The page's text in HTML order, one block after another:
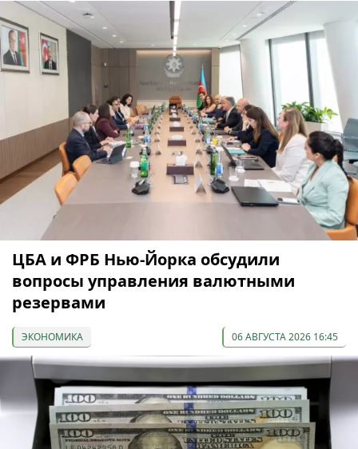
ЦБА и ФРБ Нью-Йорка обсудили
вопросы управления валютными
резервами
ЭКОНОМИКА 06 АВГУСТА 2026 16:45